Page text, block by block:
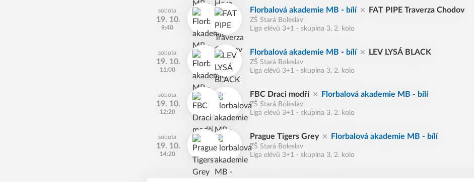
sobota
19. 10.
9:40
Florbalová akademie MB - bílí FAT PIPE Traverza Chodov
ZŠ Stará Boleslav
Liga elévů 3+1 - skupina 3, 2. kolo
sobota
19. 10.
11:00
Florbalová akademie MB - bílí LEV LYSÁ BLACK
ZŠ Stará Boleslav
Liga elévů 3+1 - skupina 3, 2. kolo
sobota
19. 10.
12:20
FBC Draci modří Florbalová akademie MB - bílí
ZŠ Stará Boleslav
Liga elévů 3+1 - skupina 3, 2. kolo
sobota
19. 10.
14:20
Prague Tigers Grey Florbalová akademie MB - bílí
ZŠ Stará Boleslav
Liga elévů 3+1 - skupina 3, 2. kolo